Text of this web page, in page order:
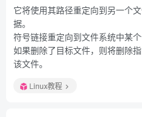
它将使用其路径重定向到另一个
据。
符号链接重定向到文件系统中某个
如果删除了目标文件，则将删除
该文件。
Linux教程